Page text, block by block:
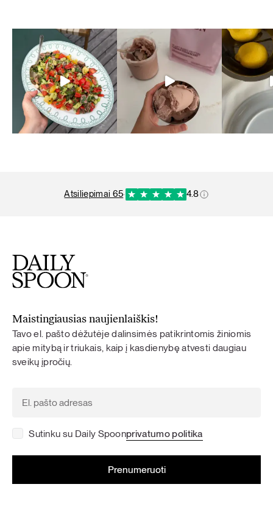
atsiliepimai 65· 4.8
Maistingiausias naujienlaiškis!
Tavo el. pašto dėžutėje dalinsimės patikrintomis žiniomis
apie mitybą ir triukais, kaip į kasdienybę atvesti daugiau
sveikų įpročių.
Sutinku su Daily Spoonprivatumo politika